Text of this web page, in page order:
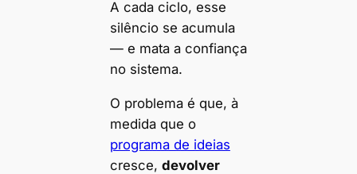
A cada ciclo, esse
silêncio se acumula
— e mata a confiança
no sistema.
O problema é que, à
medida que o
programa de ideias
cresce, devolver